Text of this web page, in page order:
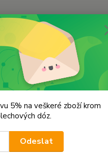
Má v
omáček a
5% na veškeré zboží krom
dóz.
Odeslat